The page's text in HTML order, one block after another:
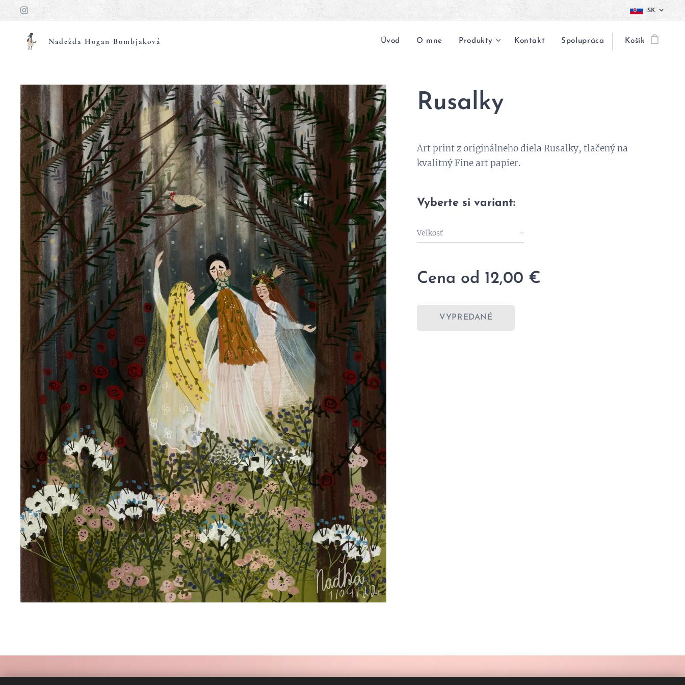
SK
Nadežda Hogan Bombjaková Úvod O mne Produkty Kontakt Spolupráca Košík
Rusalky
Art print z originálneho diela Rusalky, tlačený na
kvalitný Fine art papier.
Vyberte si variant:
Veľkosť
Cena od 12,00 €
VYPREDANÉ